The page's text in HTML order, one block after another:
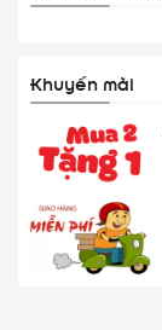
Khuyến mãi